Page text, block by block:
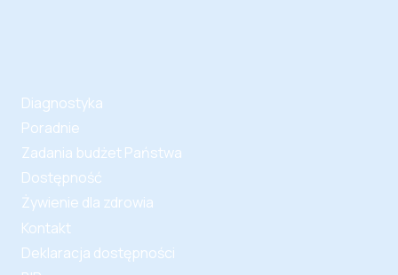
Diagnostyka
Poradnie
Zadania budżet Państwa
Dostępność
Żywienie dla zdrowia
Kontakt
Deklaracja dostępności